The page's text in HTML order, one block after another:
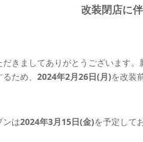
改装閉店に
きましてありがとうございます
ため、 2024年2月26日(月)を改装
ンは2024年3月15日(金)を予定して